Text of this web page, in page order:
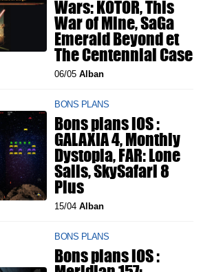
Wars: KOTOR, This
War of Mine, SaGa
Emerald Beyond et
The Centennial Case
06/05Alban
BONS PLANS
Bons plans iOS :
GALAXIA 4, Monthly
Dystopia, FAR: Lone
Sails, SkySafari 8
Plus
15/04Alban
BONS PLANS
Bons plans iOS :